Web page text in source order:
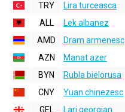
TRY
Lira turceasca
ALL
Lek albanez
AMD
Dram armenesc
AZN
Manat azer
BYN
Rubla bielorusa
CNY
Yuan chinezesc
GEL
Lari georgian